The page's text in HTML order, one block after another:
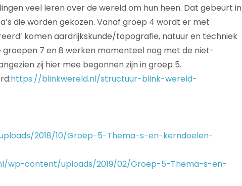
veel leren over de wereld om hun heen. Dat gebeurt in
die worden gekozen. Vanaf groep 4 wordt er met
komen aardrijkskunde/topografie, natuur en techniek
groepen 7 en 8 werken momenteel nog met de niet-
zij hier mee begonnen zijn in groep 5.
https://blinkwereld.nl/structuur-blink-wereld-
2018/10/Groep-5-Thema-s-en-kerndoelen-
wp-content/uploads/2019/02/Groep-5-Thema-s-en-